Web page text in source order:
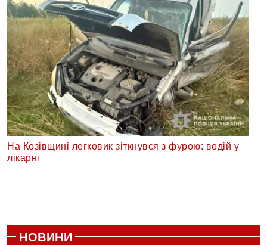
На Козівщині легковик зіткнувся з фурою: водій у
лікарні
НОВИНИ